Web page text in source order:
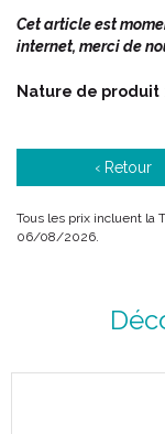
inclinable (multi
niveau du socle
Tablette latérale
Comme la table
toujours
fauteuil roulant
Inclinaison et
Cet article est
internet, merci de
Nature de produit
‹ Retour
Tous les prix incluent la
06/08/2026.